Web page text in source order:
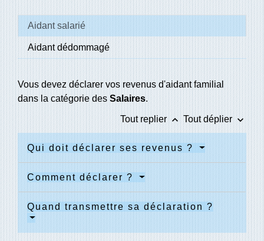
Aidant salarié
Aidant dédommagé
Vous devez déclarer vos revenus d'aidant familial
dans la catégorie des Salaires.
Tout replier keyboard_arrow_up Tout déplier keyboard_arrow_down
Qui doit déclarer ses revenus ?
Comment déclarer ?
Quand transmettre sa déclaration ?